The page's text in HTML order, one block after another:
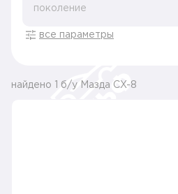
поколение
все параметры
найдено 1 б/у Мазда CX-8